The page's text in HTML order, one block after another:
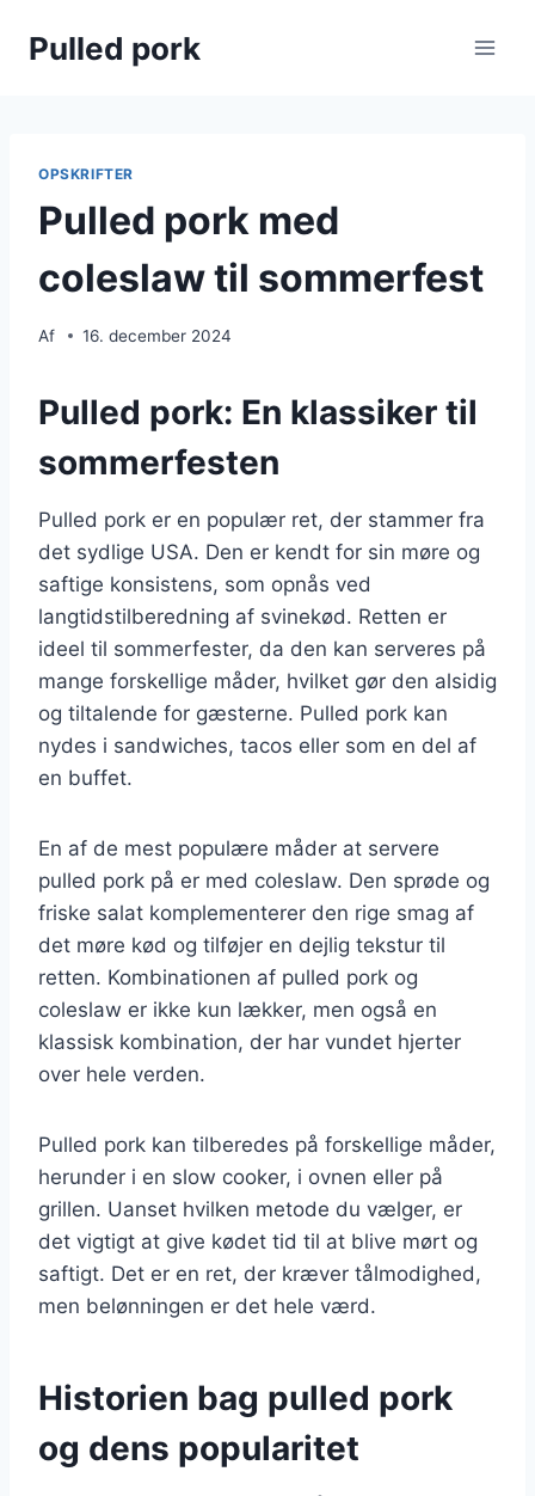
Pulled pork
OPSKRIFTER
Pulled pork med
coleslaw til sommerfest
Af 16. december 2024
Pulled pork: En klassiker til
sommerfesten
Pulled pork er en populær ret, der stammer fra
det sydlige USA. Den er kendt for sin møre og
saftige konsistens, som opnås ved
langtidstilberedning af svinekød. Retten er
ideel til sommerfester, da den kan serveres på
mange forskellige måder, hvilket gør den alsidig
og tiltalende for gæsterne. Pulled pork kan
nydes i sandwiches, tacos eller som en del af
en buffet.
En af de mest populære måder at servere
pulled pork på er med coleslaw. Den sprøde og
friske salat komplementerer den rige smag af
det møre kød og tilføjer en dejlig tekstur til
retten. Kombinationen af pulled pork og
coleslaw er ikke kun lækker, men også en
klassisk kombination, der har vundet hjerter
over hele verden.
Pulled pork kan tilberedes på forskellige måder,
herunder i en slow cooker, i ovnen eller på
grillen. Uanset hvilken metode du vælger, er
det vigtigt at give kødet tid til at blive mørt og
saftigt. Det er en ret, der kræver tålmodighed,
men belønningen er det hele værd.
Historien bag pulled pork
og dens popularitet